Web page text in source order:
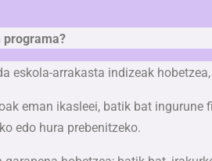
programa?
eskola-arrakasta indizeak
eman ikasleei, batik bat ingurune
edo hura prebenitzeko.